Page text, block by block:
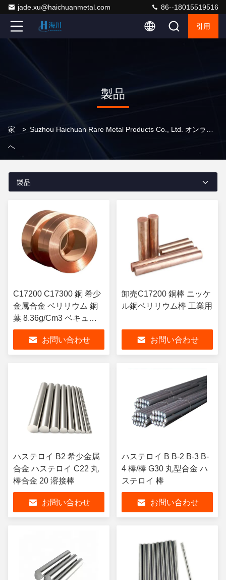
jade.xu@haichuanmetal.com 86--18015519516
引用
製品
家
へ
>
製品
C17200 C17300 銅 希少
金属合金 ベリリウム 銅
葉 8.36g/Cm3 ベキュー
テープ 価格 千グラム
お問い合わせ
卸売C17200 銅棒 ニッケ
ル銅ベリリウム棒 工業用
お問い合わせ
ハステロイ B2 希少金属
合金 ハステロイ C22 丸
棒合金 20 溶接棒
お問い合わせ
ハステロイ B B-2 B-3 B-
4 棒/棒 G30 丸型合金 ハ
ステロイ 棒
お問い合わせ